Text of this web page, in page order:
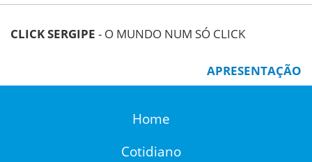
CLICK SERGIPE - O MUNDO NUM SÓ CLICK
APRESENTAÇÃO
Home
Cotidiano